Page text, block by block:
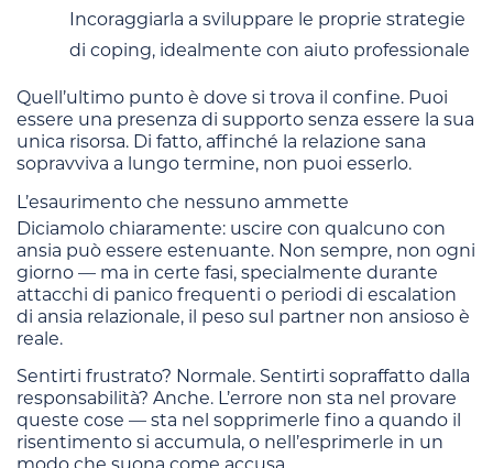
Incoraggiarla a sviluppare le proprie strategie
di coping, idealmente con aiuto professionale
Quell’ultimo punto è dove si trova il confine. Puoi
essere una presenza di supporto senza essere la sua
unica risorsa. Di fatto, affinché la relazione sana
sopravviva a lungo termine, non puoi esserlo.
L’esaurimento che nessuno ammette
Diciamolo chiaramente: uscire con qualcuno con
ansia può essere estenuante. Non sempre, non ogni
giorno — ma in certe fasi, specialmente durante
attacchi di panico frequenti o periodi di escalation
di ansia relazionale, il peso sul partner non ansioso è
reale.
Sentirti frustrato? Normale. Sentirti sopraffatto dalla
responsabilità? Anche. L’errore non sta nel provare
queste cose — sta nel sopprimerle fino a quando il
risentimento si accumula, o nell’esprimerle in un